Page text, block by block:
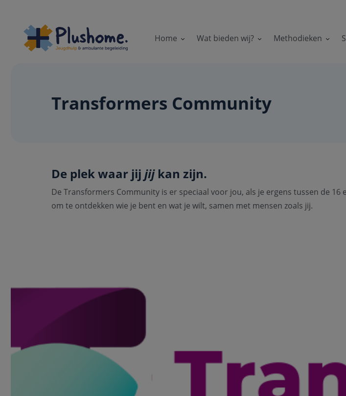
Home Wat bieden wij? Methodieken
Transformers Community
De plek waar jij jijkan zijn.
De Transformers Community is er speciaal voor jou, als je ergens tussen de
om te ontdekken wie je bent en wat je wilt, samen met mensen zoals jij.